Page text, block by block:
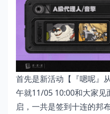
首先是新活动【『嗯呢』
午就11/05 10:00和大家
启，一共是签到十连的邦